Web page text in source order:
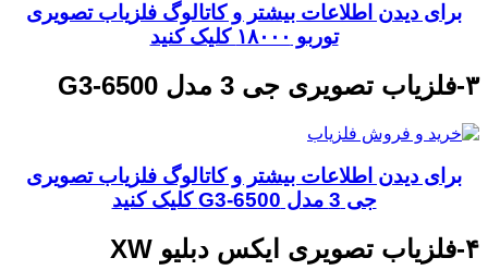
برای دیدن اطلاعات بیشتر و کاتالوگ فلزیاب تصویری
توربو ۱۸۰۰۰ کلیک کنید
۳-فلزیاب تصویری جی 3 مدل G3-6500
برای دیدن اطلاعات بیشتر و کاتالوگ فلزیاب تصویری
جی 3 مدل G3-6500 کلیک کنید
۴-فلزیاب تصویری ایکس دبلیو XW